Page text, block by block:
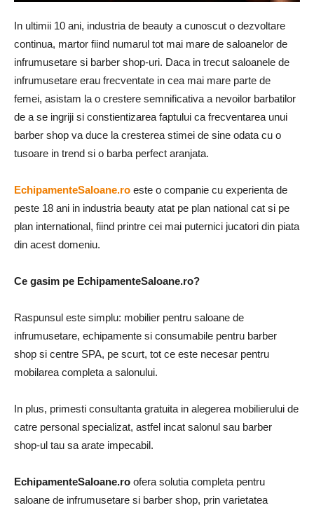
In ultimii 10 ani, industria de beauty a cunoscut o dezvoltare
continua, martor fiind numarul tot mai mare de saloanelor de
infrumusetare si barber shop-uri. Daca in trecut saloanele de
infrumusetare erau frecventate in cea mai mare parte de
femei, asistam la o crestere semnificativa a nevoilor barbatilor
de a se ingriji si constientizarea faptului ca frecventarea unui
barber shop va duce la cresterea stimei de sine odata cu o
tusoare in trend si o barba perfect aranjata.
EchipamenteSaloane.ro este o companie cu experienta de
peste 18 ani in industria beauty atat pe plan national cat si pe
plan international, fiind printre cei mai puternici jucatori din piata
din acest domeniu.
Ce gasim pe EchipamenteSaloane.ro?
Raspunsul este simplu: mobilier pentru saloane de
infrumusetare, echipamente si consumabile pentru barber
shop si centre SPA, pe scurt, tot ce este necesar pentru
mobilarea completa a salonului.
In plus, primesti consultanta gratuita in alegerea mobilierului de
catre personal specializat, astfel incat salonul sau barber
shop-ul tau sa arate impecabil.
EchipamenteSaloane.ro ofera solutia completa pentru
saloane de infrumusetare si barber shop, prin varietatea